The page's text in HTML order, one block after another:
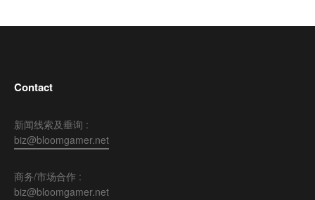
Contact
新闻线索及垂询 :
biz@bloomgamer.net
商务/市场合作 :
biz@bloomgamer.net